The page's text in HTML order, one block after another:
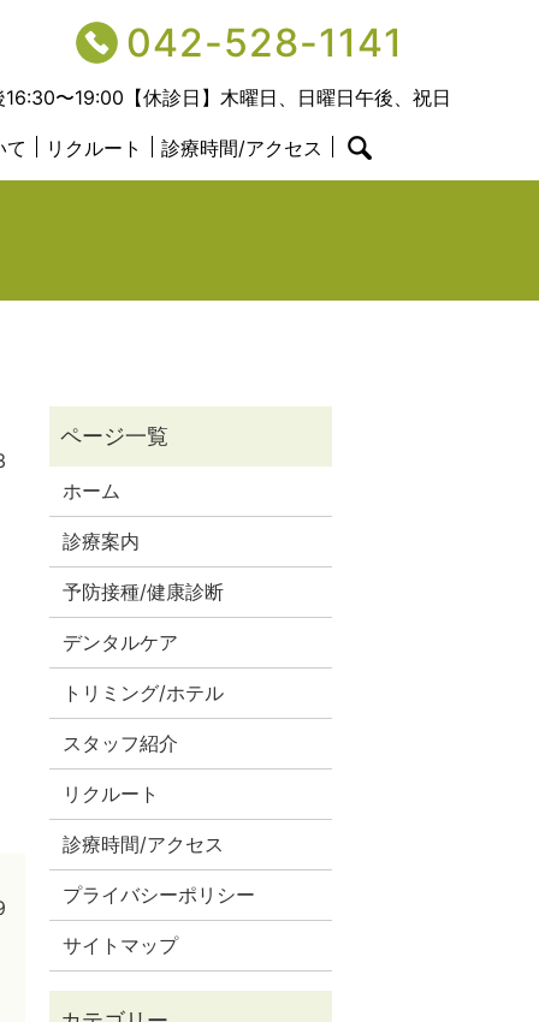
042-528-1141
〜19:00【休診日】木曜日、日曜日午後、祝日
て リクルート 診療時間/アクセス
ホーム
診療案内
予防接種/健康診断
デンタルケア
トリミング/ホテル
スタッフ紹介
リクルート
診療時間/アクセス
プライバシーポリシー
サイトマップ